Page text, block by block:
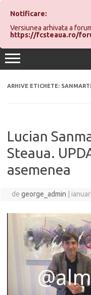
Sari
conținut
ARHIVE ETICHETE:
Lucian
Steaua.
asemenea
de george_admin
Notificare:
Versiunea arhivata a
https://fcsteaua.ro/